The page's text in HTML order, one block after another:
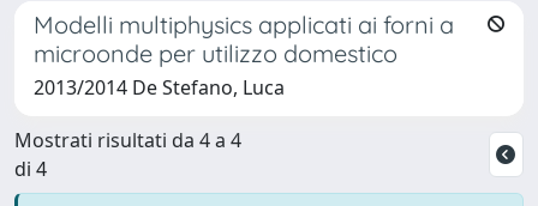
Modelli multiphysics applicati ai forni a
microonde per utilizzo domestico
2013/2014 De Stefano, Luca
Mostrati risultati da 4 a 4
di 4